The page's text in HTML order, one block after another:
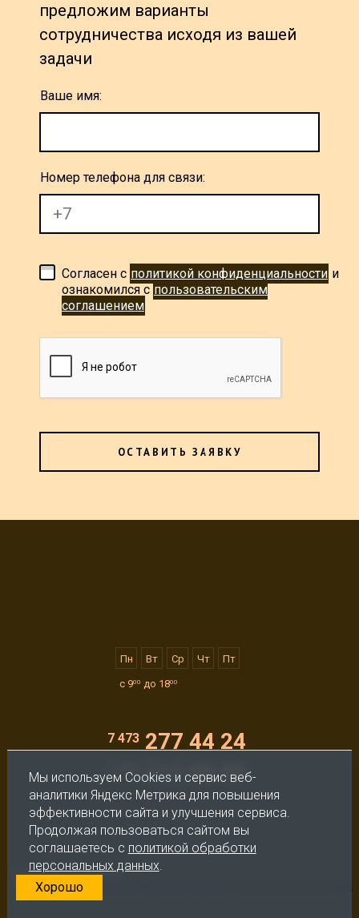
предложим варианты
сотрудничества исходя из вашей
задачи
Ваше имя:
Номер телефона для связи:
Согласен с политикой конфиденциальности и
ознакомился с пользовательским
соглашением
ОСТАВИТЬ ЗАЯВКУ
Заполните короткую анкету и дождитесь
звонка от банка;
Получите решение по кредиту в виде смс;
получите свои документы.
Требования для оформления кредита:
Возраст от 18 лет;
Пн Вт Ср Чт Пт
с 900 до 1800
7 473 277 44 24
7 920 212 50 50
Продвижение сайта
Мы используем Cookies и сервис веб-
аналитики Яндекс Метрика для повышения
эффективности сайта и улучшения сервиса.
Продолжая пользоваться сайтом вы
соглашаетесь с политикой обработки
персональных данных
Хорошо